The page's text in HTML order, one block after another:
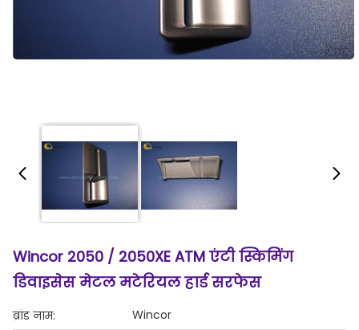
Wincor 2050 / 2050XE ATM एंटी स्किमिंग
डिवाइसेस मेटल मटेरियल हार्ड सरफेस
ब्रांड नाम:
Wincor